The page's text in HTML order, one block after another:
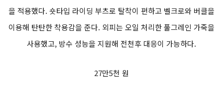
을 적용했다. 숏타입 라이딩 부츠로 탈착이 편하고 벨크로와 버클을
이용해 탄탄한 착용감을 준다. 외피는 오일 처리한 풀그레인 가죽을
사용했고, 방수 성능을 지원해 전천후 대응이 가능하다.
27만5천 원